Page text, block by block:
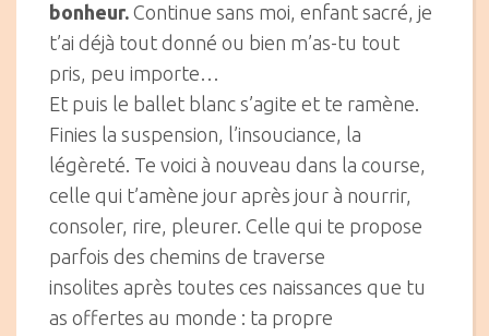
bonheur. Continue sans moi, enfant sacré, je
t’ai déjà tout donné ou bien m’as-tu tout
pris, peu importe…
Et puis le ballet blanc s’agite et te ramène.
Finies la suspension, l’insouciance, la
légèreté. Te voici à nouveau dans la course,
celle qui t’amène jour après jour à nourrir,
consoler, rire, pleurer. Celle qui te propose
parfois des chemins de traverse
insolites après toutes ces naissances que tu
as offertes au monde : ta propre